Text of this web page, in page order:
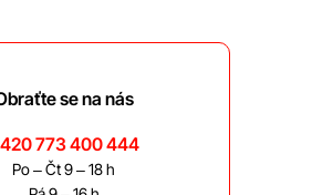
se na nás
773 400 444
Po – Čt 9 – 18 h